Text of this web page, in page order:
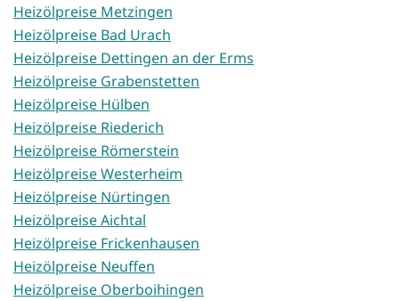
Heizölpreise Metzingen
Heizölpreise Bad Urach
Heizölpreise Dettingen an der Erms
Heizölpreise Grabenstetten
Heizölpreise Hülben
Heizölpreise Riederich
Heizölpreise Römerstein
Heizölpreise Westerheim
Heizölpreise Nürtingen
Heizölpreise Aichtal
Heizölpreise Frickenhausen
Heizölpreise Neuffen
Heizölpreise Oberboihingen